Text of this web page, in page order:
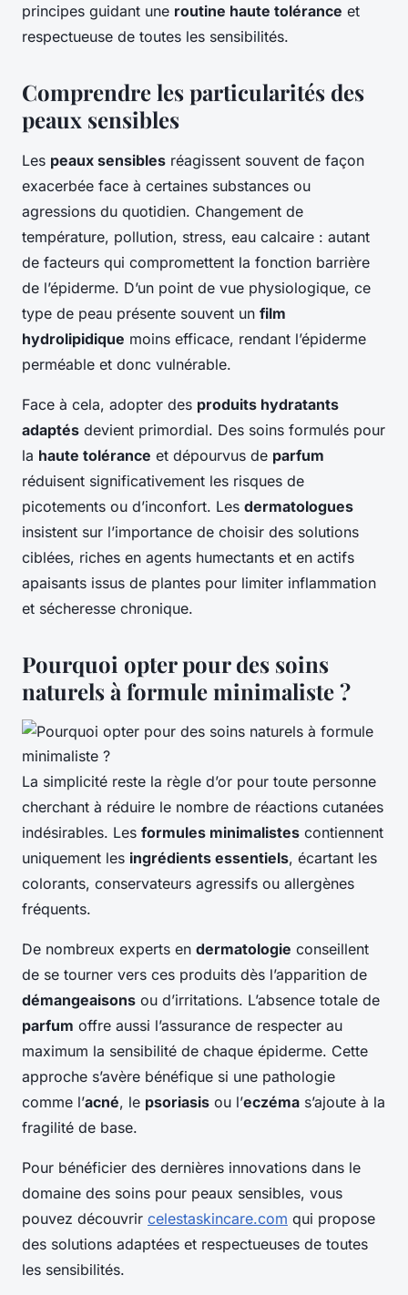
principes guidant une routine haute tolérance et
respectueuse de toutes les sensibilités.
Comprendre les particularités des
peaux sensibles
Les peaux sensibles réagissent souvent de façon
exacerbée face à certaines substances ou
agressions du quotidien. Changement de
température, pollution, stress, eau calcaire : autant
de facteurs qui compromettent la fonction barrière
de l’épiderme. D’un point de vue physiologique, ce
type de peau présente souvent un film
hydrolipidique moins efficace, rendant l’épiderme
perméable et donc vulnérable.
Face à cela, adopter des produits hydratants
adaptés devient primordial. Des soins formulés pour
la haute tolérance et dépourvus de parfum
réduisent significativement les risques de
picotements ou d’inconfort. Les dermatologues
insistent sur l’importance de choisir des solutions
ciblées, riches en agents humectants et en actifs
apaisants issus de plantes pour limiter inflammation
et sécheresse chronique.
Pourquoi opter pour des soins
naturels à formule minimaliste ?
La simplicité reste la règle d’or pour toute personne
cherchant à réduire le nombre de réactions cutanées
indésirables. Les formules minimalistes contiennent
uniquement les ingrédients essentiels, écartant les
colorants, conservateurs agressifs ou allergènes
fréquents.
De nombreux experts en dermatologie conseillent
de se tourner vers ces produits dès l’apparition de
démangeaisons ou d’irritations. L’absence totale de
parfum offre aussi l’assurance de respecter au
maximum la sensibilité de chaque épiderme. Cette
approche s’avère bénéfique si une pathologie
comme l’acné, le psoriasis ou l’eczéma s’ajoute à la
fragilité de base.
Pour bénéficier des dernières innovations dans le
domaine des soins pour peaux sensibles, vous
pouvez découvrir celestaskincare.com qui propose
des solutions adaptées et respectueuses de toutes
les sensibilités.